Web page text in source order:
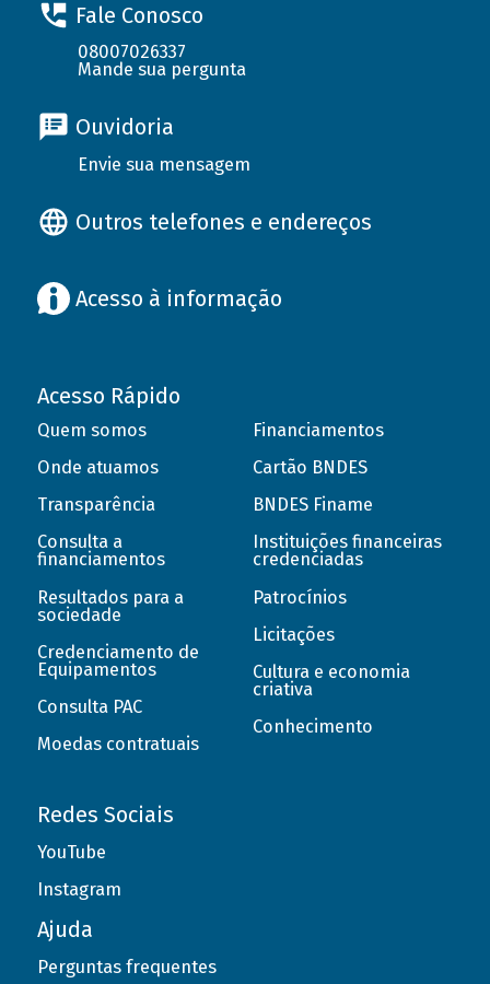
Fale Conosco
08007026337
Mande sua pergunta
Ouvidoria
Envie sua mensagem
Outros telefones e endereços
Acesso à informação
Acesso Rápido
Quem somos
Onde atuamos
Transparência
Consulta a
financiamentos
Resultados para a
sociedade
Credenciamento de
Equipamentos
Consulta PAC
Moedas contratuais
Financiamentos
Cartão BNDES
BNDES Finame
Instituições financeiras
credenciadas
Patrocínios
Licitações
Cultura e economia
criativa
Conhecimento
Redes Sociais
YouTube
Instagram
Ajuda
Perguntas frequentes